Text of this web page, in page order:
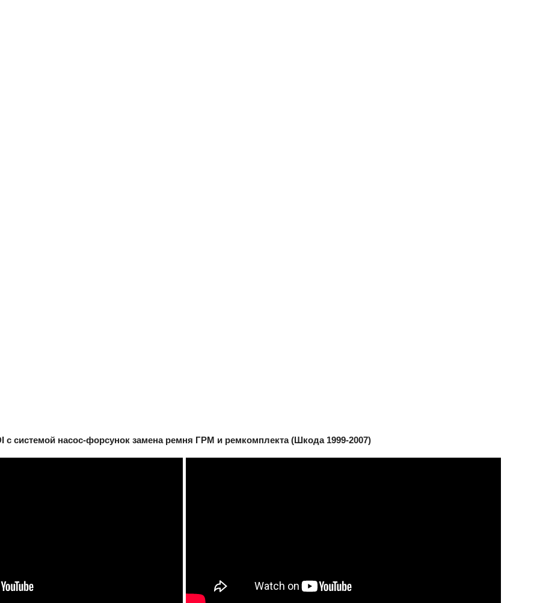
с системой насос-форсунок замена ремня ГРМ и ремкомплекта (Шкода 1999-2007)